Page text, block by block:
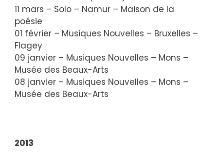
11 mars – Solo – Namur – Maison de la
poésie
01 février – Musiques Nouvelles – Bruxelles –
Flagey
09 janvier – Musiques Nouvelles – Mons –
Musée des Beaux-Arts
08 janvier – Musiques Nouvelles – Mons –
Musée des Beaux-Arts
2013